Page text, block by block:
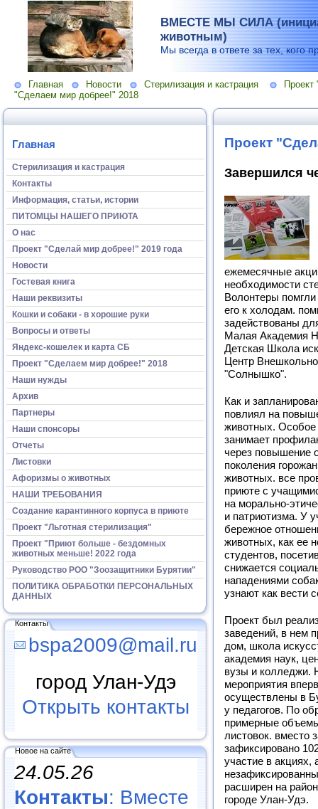
ВМЕСТЕ МЫ СИЛА
животным)
Мы всегда в ответе за тех, кого
Главная Новости Стерилизация и кастрация
"Сделаем мир добрее!" 2018
Главная
Стерилизация и кастрация
Контакты
Информация, статьи, истории
ПИТОМЦЫ НАШЕГО ПРИЮТА
О нас
Проект "Сделай мир добрее!" 2019 года
Новости
Гостевая книга
Наши реквизиты
Кошки и собаки - в хорошие руки
Вопросы и ответы
Яндекс-кошелек и карта СБ
Проект "Сделаем мир добрее!" 2018
Наши нужды
Архив
Партнеры
Наши спонсоры
Отчеты
Листовки
Афоризмы о животных
НАШИ ТРЕБОВАНИЯ
Создание карантинного корпуса в приюте
Проект "Льготная стерилизация"
Проект "Приют больше - бездомных
животных меньше! 2022 года
Руководство РОО "Зоозащитники Бурятии"
ПОЛИТИКА ОБРАБОТКИ ПЕРСОНАЛЬНЫХ
ДАННЫХ
Контакты
bspa2009@mail.ru
город Улан-Удэ
Открыть контакты
Новое на сайте
24.05.26
Контакты: Вместе
Проект
Завершился
ежемесячные
необходимости
Волонтеры помгли
его к холодам.
задействованы
Малая Академия
Детская Школа
Центр
"Солнышко".
Как и
повлиял на
животных. Особое
занимает
через повышение
поколения
животных. все
приюте с
на морально-
и патриотизма. У
бережное
животных, как ее
студентов,
снижается
нападениями
узнают как вести
Проект был
заведений, в нем
дом, школа
академия наук,
вузы и колледжи.
мероприятия
осуществлены в
у педагогов. По
примерные
листовок. вместо
зафиксировано
участие в акциях,
расширен на
городе Улан-Удэ.